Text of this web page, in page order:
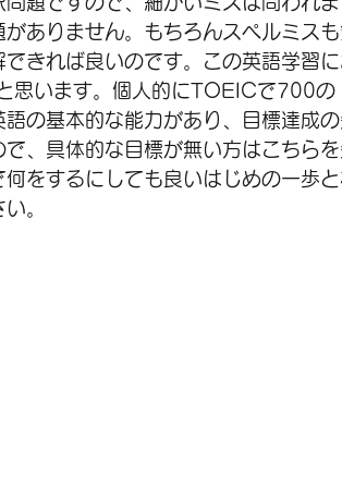
ありません。もちろんスペルミス
きれば良いのです。この英語学習
思います。個人的にTOEICで700の
の基本的な能力があり、目標達成
、具体的な目標が無い方はこちら
をするにしても良いはじめの一歩
。